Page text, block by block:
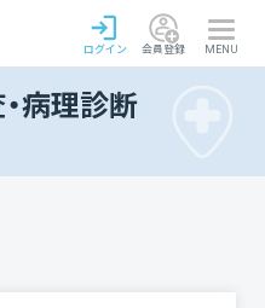
ログイン 会員登録 MENU
病理診断